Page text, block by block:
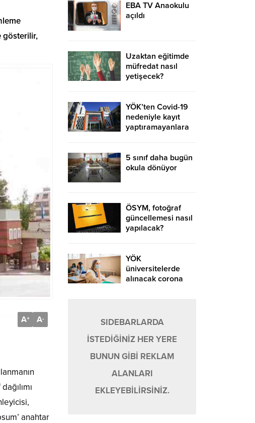
gösterilir,
A+ A-
anahtar
EBA TV Anaokulu
açıldı
Uzaktan eğitimde
müfredat nasıl
yetişecek?
YÖK’ten Covid-19
nedeniyle kayıt
yaptıramayanlara
5 sınıf daha bugün
okula dönüyor
ÖSYM, fotoğraf
güncellemesi nasıl
yapılacak?
YÖK
üniversitelerde
alınacak corona
SIDEBARLARDA
İSTEDİĞİNİZ HER YERE
BUNUN GİBİ REKLAM
ALANLARI
EKLEYEBİLİRSİNİZ.